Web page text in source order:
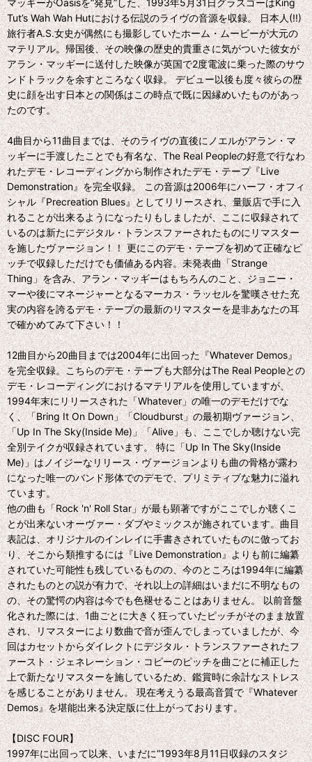
マッギーがOasisを“発見”した、1993年5月31日グラスゴーはKing
Tut’s Wah Wah Hutにおける伝説のライヴの音源を収録。 日本人(!!)
旅行者A.S.女史が偶然にも撮影していたホーム・ムービーが大元の
マテリアル。帰国後、その映像の歴史的貴重さに気がついた彼女が
アラン・マッギーに送付した映像が英国で2度電波に乗った際のサウ
ンドトラックを余すところなく収録。 デビュー以後も度々彼らの歴
史に顔を出す日本との関係はこの時点で既に因縁めいたものがあっ
たのです。
4曲目から11曲目までは、そのライヴの直後にノエルがアラン・マ
ッギーに手渡したことでも有名な、The Real Peopleの好意で行なわ
れたデモ・レコーディングから制作されたデモ・テープ『Live
Demonstration』を完全収録。 この音源は2006年にハーフ・オフィ
シャル『Precreation Blues』としてリリースされ、量販店で手に入
れることが出来るようになったりもしましたが、ここに収録されて
いるのは新たにデジタル・トランスファーされたものにリマスター
を施したヴァージョン！！ 更にこのデモ・テープを初めて正確なピ
ッチで収録しただけでも価値ある内容。未発表曲「Strange
Thing」を含み、アラン・マッギーはもちろんのこと、ジョニー・
マーや後にマネージャーとなるマーカス・ラッセルを驚嘆させた充
実の内容を誇るデモ・テープの最新のリマスターを是非あなたの耳
で確かめてみて下さい！！
12曲目から20曲目までは2004年に出回った『Whatever Demos』
を完全収録。こちらのデモ・テープも大部分はThe Real Peopleとの
デモ・レコーディングにおけるマテリアルを使用していますが、
1994年末にリリースされた「Whatever」の唯一のデモだけでな
く、「Bring It On Down」「Cloudburst」の最初期ヴァージョン、
「Up In The Sky(Inside Me)」「Alive」も、ここでしか聴けない完
全別テイクが収録されています。 特に「Up In The Sky(Inside
Me)」はノイジーなリリース・ヴァージョンよりも曲の骨格が露わ
になった唯一のバンド形体でのデモで、プリミティブな魅力に溢れ
ています。
他の曲も「Rock 'n' Roll Star」が最も顕著ですがここでしか聴くこ
とが出来ないオーヴァー・ダブやミックスが施されています。曲目
表記は、オリジナルのインレイに手書きされていたものに倣ってお
り、そこから類推するには『Live Demonstration』よりも前に編纂
されていた可能性も残しているものの、今のところは1994年に編纂
されたものとの説が有力で、それ以上の詳細はいまだに不明なもの
の、その驚愕の内容は今でも色褪せることはありません。 以前音盤
化された際には、1曲ごとに大きく狂っていたピッチがそのまま放置
され、リマスターにより数曲で音が歪んでしまっていましたが、今
回はカセットからダイレクトにデジタル・トランスファーされたフ
ァースト・ジェネレーション・コピーのピッチを曲ごとに補正した
上で新たなリマスターを施しているため、鑑賞時に余計なストレス
を感じることがありません。 現在考えうる最高音質で『Whatever
Demos』を堪能出来る決定版に仕上がっております。
【DISC FOUR】
1997年に出回って以来、いまだに“1993年8月11日収録のスタジ